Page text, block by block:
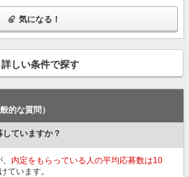
気になる！
詳しい条件で探す
的な質問）
ていますか？
内定をもらっている人の平均応募数は10
ています。